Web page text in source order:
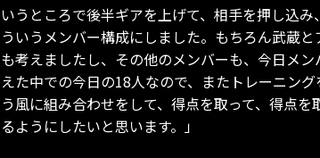
いうところで後半ギアを上げて、相手を押し込
ういうメンバー構成にしました。もちろん武蔵
も考えましたし、その他のメンバーも、今日メ
えた中での今日の18人なので、またトレーニン
う風に組み合わせをして、得点を取って、得点
るようにしたいと思います。」